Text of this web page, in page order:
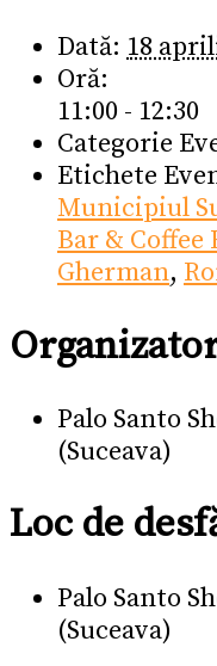
Dată: 18
Oră:
11:00 - 12:30
Categorie
Etichete
Municipiul
Bar & Coffee
Gherman,
Palo Santo
(Suceava)
Loc de
Palo Santo
(Suceava)